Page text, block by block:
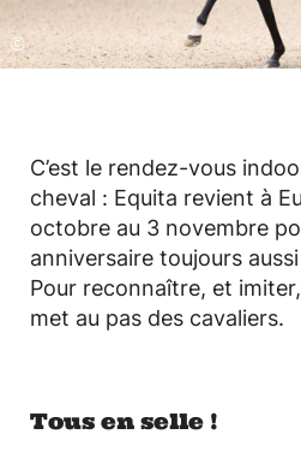
©
C’est le rendez-vous
cheval : Equita revient à
octobre au 3 novembre
anniversaire toujours
Pour reconnaître, et
met au pas des cavaliers.
Tous en selle !